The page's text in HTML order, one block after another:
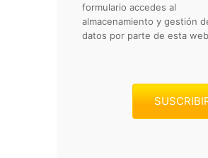
formulario accedes al
almacenamiento y gestión
datos por parte de esta